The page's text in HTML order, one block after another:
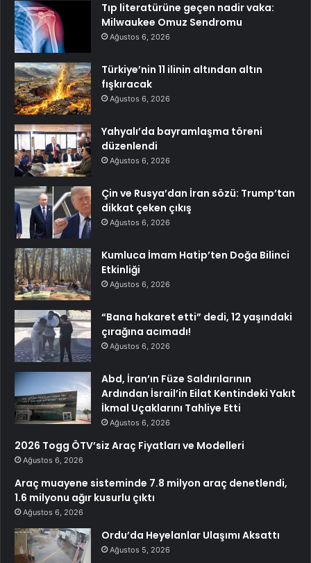
Tıp literatürüne geçen nadir vaka:
Milwaukee Omuz Sendromu
Ağustos 6, 2026
Türkiye’nin 11 ilinin altından altın
fışkıracak
Ağustos 6, 2026
Yahyalı’da bayramlaşma töreni
düzenlendi
Ağustos 6, 2026
Çin ve Rusya’dan İran sözü: Trump’tan
dikkat çeken çıkış
Ağustos 6, 2026
Kumluca İmam Hatip’ten Doğa Bilinci
Etkinliği
Ağustos 6, 2026
“Bana hakaret etti” dedi, 12 yaşındaki
çırağına acımadı!
Ağustos 6, 2026
Abd, İran’ın Füze Saldırılarının
Ardından İsrail’in Eilat Kentindeki Yakıt
İkmal Uçaklarını Tahliye Etti
Ağustos 6, 2026
2026 Togg ÖTV’siz Araç Fiyatları ve Modelleri
Ağustos 6, 2026
Araç muayene sisteminde 7.8 milyon araç denetlendi,
1.6 milyonu ağır kusurlu çıktı
Ağustos 6, 2026
Ordu’da Heyelanlar Ulaşımı Aksattı
Ağustos 5, 2026